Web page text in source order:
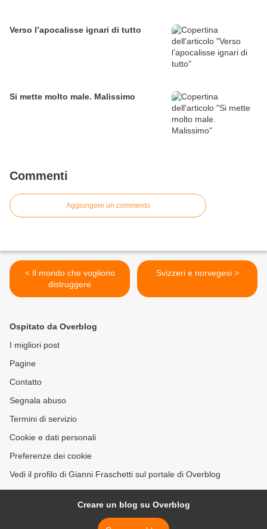
Verso l’apocalisse ignari di tutto
Si mette molto male. Malissimo
Commenti
Aggiungere un commento
< Il mondo che vogliono
distruggere
Svizzeri e norvegesi >
Ospitato da Overblog
I migliori post
Pagine
Contatto
Segnala abuso
Termini di servizio
Cookie e dati personali
Preferenze dei cookie
Vedi il profilo di Gianni Fraschetti sul portale di Overblog
Creare un blog su Overblog